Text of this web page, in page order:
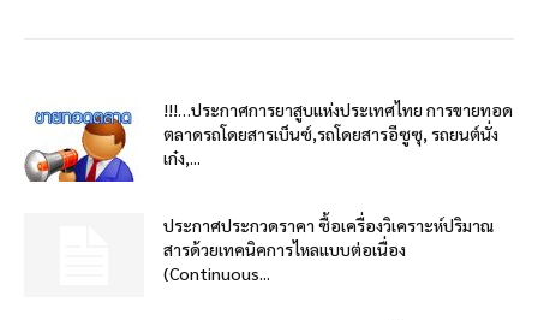
!!!…ประกาศการยาสูบแห่งประเทศไทย การขายทอด
ตลาดรถโดยสารเบ็นซ์,รถโดยสารอีซูซุ, รถยนต์นั่ง
เก๋ง,...
ประกาศประกวดราคา ซื้อเครื่องวิเคราะห์ปริมาณ
สารด้วยเทคนิคการไหลแบบต่อเนื่อง
(Continuous...